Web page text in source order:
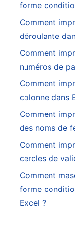
forme
Comment
déroulante
Comment
numéros de
Comment
colonne dans
Comment
des noms de
Comment
cercles de
Comment
forme
Excel ?